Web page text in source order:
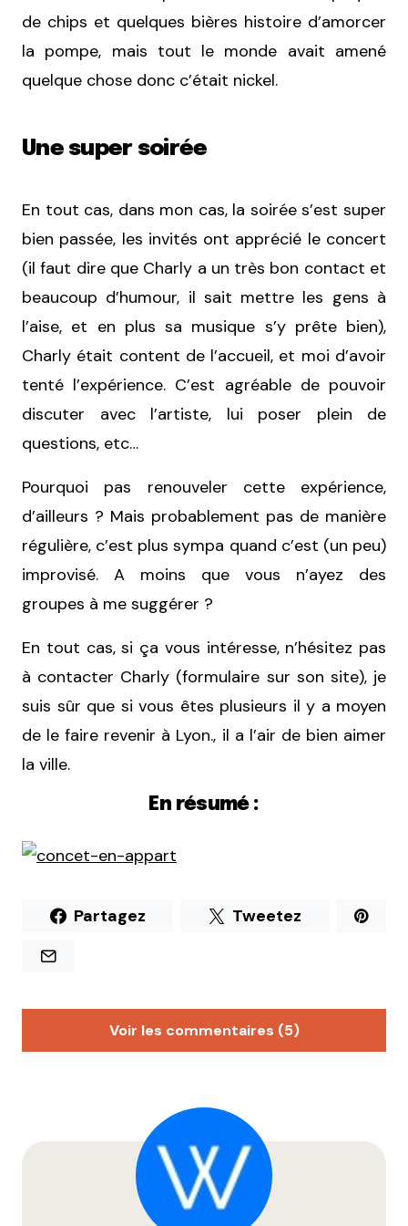
de chips et quelques bières histoire d’amorcer
la pompe, mais tout le monde avait amené
quelque chose donc c’était nickel.
Une super soirée
En tout cas, dans mon cas, la soirée s’est super
bien passée, les invités ont apprécié le concert
(il faut dire que Charly a un très bon contact et
beaucoup d’humour, il sait mettre les gens à
l’aise, et en plus sa musique s’y prête bien),
Charly était content de l’accueil, et moi d’avoir
tenté l’expérience. C’est agréable de pouvoir
discuter avec l’artiste, lui poser plein de
questions, etc…
Pourquoi pas renouveler cette expérience,
d’ailleurs ? Mais probablement pas de manière
régulière, c’est plus sympa quand c’est (un peu)
improvisé. A moins que vous n’ayez des
groupes à me suggérer ?
En tout cas, si ça vous intéresse, n’hésitez pas
à contacter Charly (formulaire sur son site), je
suis sûr que si vous êtes plusieurs il y a moyen
de le faire revenir à Lyon., il a l’air de bien aimer
la ville.
En résumé :
Partagez Tweetez
Voir les commentaires (5)
Salut merci pour cet article qui m’aide bien comme
j’organise moi aussi un concert dans mon
appart.Une ptite question, combien de m² fait ton